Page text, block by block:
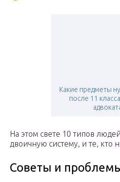
Какие предметы
после 11
На этом свете 10 типов
двоичную систему, и те, кто
Советы и